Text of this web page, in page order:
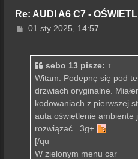
Re: AUDI A6 C7 -
P
o
01 sty 2025, 14:57
sebo 13 pisze: ↑
Witam. Podepnę się pod
drzwiach oryginalne.
kodowaniach z pierwszej
auta oświetlenie ambiente
rozwiązać . 3g+
[/qu
W zielonym menu car